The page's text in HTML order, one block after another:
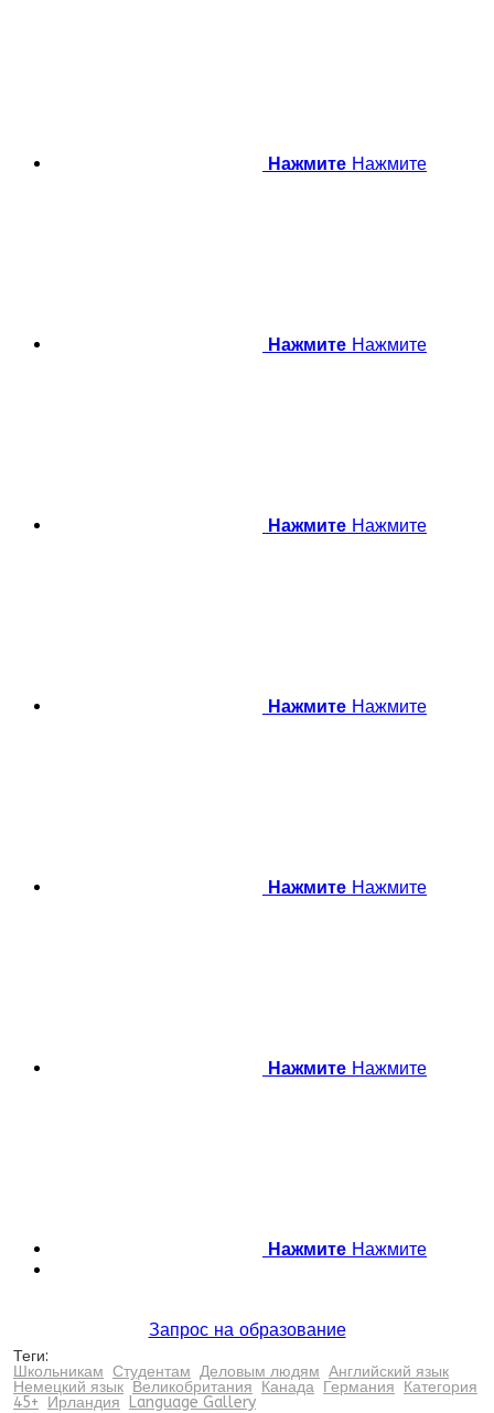
Нажмите Нажмите
Нажмите Нажмите
Нажмите Нажмите
Нажмите Нажмите
Нажмите Нажмите
Нажмите Нажмите
Нажмите Нажмите
Запрос на образование
Теги:
Школьникам Студентам Деловым людям Английский язык
Немецкий язык Великобритания Канада Германия Категория
45+ Ирландия Language Gallery